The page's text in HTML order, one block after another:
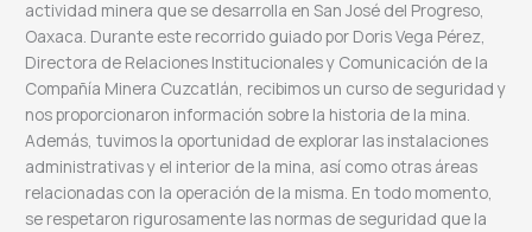
actividad minera que se desarrolla en San José del Progreso,
Oaxaca. Durante este recorrido guiado por Doris Vega Pérez,
Directora de Relaciones Institucionales y Comunicación de la
Compañía Minera Cuzcatlán, recibimos un curso de seguridad y
nos proporcionaron información sobre la historia de la mina.
Además, tuvimos la oportunidad de explorar las instalaciones
administrativas y el interior de la mina, así como otras áreas
relacionadas con la operación de la misma. En todo momento,
se respetaron rigurosamente las normas de seguridad que la